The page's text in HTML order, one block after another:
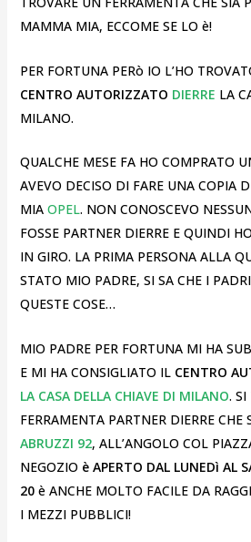
MAMMA MIA, ECCOME SE LO è!
PER FORTUNA PERò IO L’HO
CENTRO AUTORIZZATO DIERRE LA
MILANO.
QUALCHE MESE FA HO COMPRATO
AVEVO DECISO DI FARE UNA COPIA
MIA OPEL. NON CONOSCEVO
FOSSE PARTNER DIERRE E QUINDI
IN GIRO. LA PRIMA PERSONA ALLA
STATO MIO PADRE, SI SA CHE I
QUESTE COSE…
MIO PADRE PER FORTUNA MI HA
E MI HA CONSIGLIATO IL CENTRO
LA CASA DELLA CHIAVE DI MILANO.
FERRAMENTA PARTNER DIERRE CHE
ABRUZZI 92, ALL’ANGOLO COL
NEGOZIO è APERTO DAL LUNEDì AL
20 è ANCHE MOLTO FACILE DA
I MEZZI PUBBLICI!